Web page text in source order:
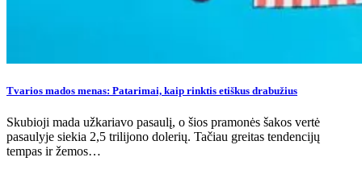
Tvarios mados menas: Patarimai, kaip rinktis etiškus drabužius
Skubioji mada užkariavo pasaulį, o šios pramonės šakos vertė
pasaulyje siekia 2,5 trilijono dolerių. Tačiau greitas tendencijų
tempas ir žemos…